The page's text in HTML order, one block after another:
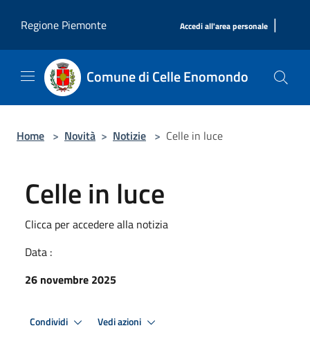
Regione Piemonte
Accedi all'area personale |
Comune di Celle Enomondo
Home > Novità > Notizie > Celle in luce
Celle in luce
Clicca per accedere alla notizia
Data :
26 novembre 2025
Condividi Vedi azioni